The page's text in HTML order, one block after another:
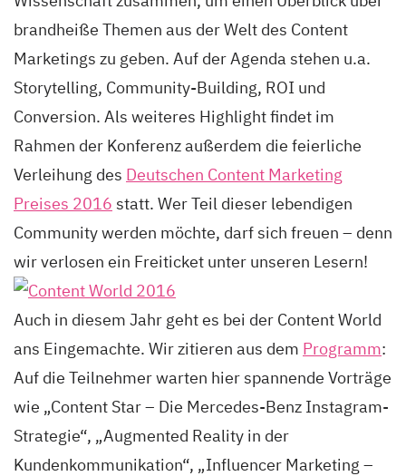
brandheiße Themen aus der Welt des Content
Marketings zu geben. Auf der Agenda stehen u.a.
Storytelling, Community-Building, ROI und
Conversion. Als weiteres Highlight findet im
Rahmen der Konferenz außerdem die feierliche
Verleihung des Deutschen Content Marketing
Preises 2016 statt. Wer Teil dieser lebendigen
Community werden möchte, darf sich freuen – denn
wir verlosen ein Freiticket unter unseren Lesern!
Auch in diesem Jahr geht es bei der Content World
ans Eingemachte. Wir zitieren aus dem Programm:
Auf die Teilnehmer warten hier spannende Vorträge
wie „Content Star – Die Mercedes-Benz Instagram-
Strategie“, „Augmented Reality in der
Kundenkommunikation“, „Influencer Marketing –